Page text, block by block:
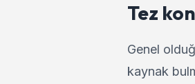
Tez
Genel
kaynak